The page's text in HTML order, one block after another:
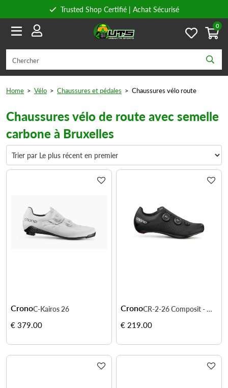
Trusted Shop Certifié | Achat Sécurisé
Conseils personnels
0
Home > Vélo > Chaussures et pédales > Chaussures vélo route
Chaussures vélo de route avec semelle
carbone à Bruxelles
CronoC-Kairos 26
€ 379.00
Crono CR-2-26 Composit - maintien précis en course
€ 219.00